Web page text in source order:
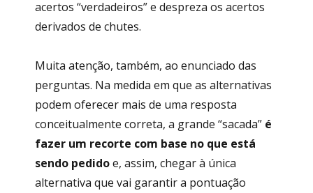
acertos “verdadeiros” e despreza os acertos
derivados de chutes.
Muita atenção, também, ao enunciado das
perguntas. Na medida em que as alternativas
podem oferecer mais de uma resposta
conceitualmente correta, a grande “sacada” é
fazer um recorte com base no que está
sendo pedidoe, assim, chegar à única
alternativa que vai garantir a pontuação